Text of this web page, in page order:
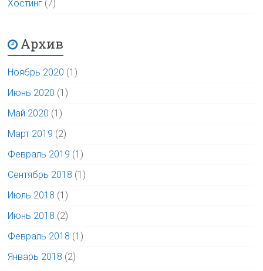
Хостинг (7)
Архив
Ноябрь 2020 (1)
Июнь 2020 (1)
Май 2020 (1)
Март 2019 (2)
Февраль 2019 (1)
Сентябрь 2018 (1)
Июль 2018 (1)
Июнь 2018 (2)
Февраль 2018 (1)
Январь 2018 (2)